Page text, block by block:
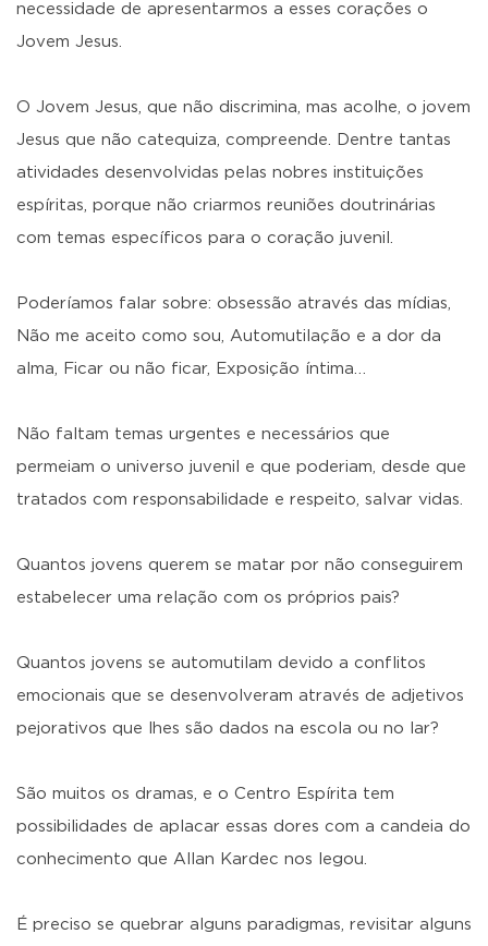
necessidade de apresentarmos a esses corações o
Jovem Jesus.
O Jovem Jesus, que não discrimina, mas acolhe, o jovem
Jesus que não catequiza, compreende. Dentre tantas
atividades desenvolvidas pelas nobres instituições
espíritas, porque não criarmos reuniões doutrinárias
com temas específicos para o coração juvenil.
Poderíamos falar sobre: obsessão através das mídias,
Não me aceito como sou, Automutilação e a dor da
alma, Ficar ou não ficar, Exposição íntima…
Não faltam temas urgentes e necessários que
permeiam o universo juvenil e que poderiam, desde que
tratados com responsabilidade e respeito, salvar vidas.
Quantos jovens querem se matar por não conseguirem
estabelecer uma relação com os próprios pais?
Quantos jovens se automutilam devido a conflitos
emocionais que se desenvolveram através de adjetivos
pejorativos que lhes são dados na escola ou no lar?
São muitos os dramas, e o Centro Espírita tem
possibilidades de aplacar essas dores com a candeia do
conhecimento que Allan Kardec nos legou.
É preciso se quebrar alguns paradigmas, revisitar alguns